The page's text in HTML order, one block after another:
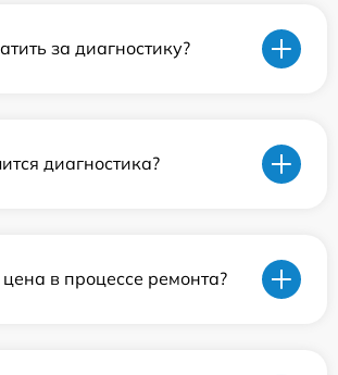
за диагностику?
диагностика?
в процессе ремонта?